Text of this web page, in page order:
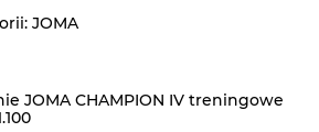
JOMA
JOMA CHAMPION IV treningowe